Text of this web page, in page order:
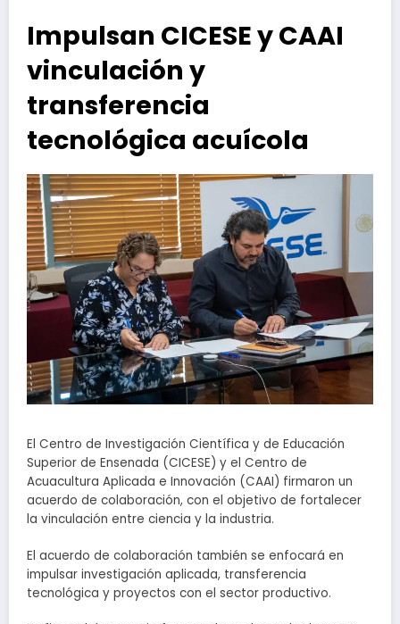
Impulsan CICESE y CAAI
vinculación y
transferencia
tecnológica acuícola
El Centro de Investigación Científica y de Educación
Superior de Ensenada (CICESE) y el Centro de
Acuacultura Aplicada e Innovación (CAAI) firmaron un
acuerdo de colaboración, con el objetivo de fortalecer
la vinculación entre ciencia y la industria.
El acuerdo de colaboración también se enfocará en
impulsar investigación aplicada, transferencia
tecnológica y proyectos con el sector productivo.